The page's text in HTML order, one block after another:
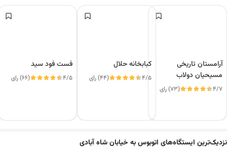
آرامستان تاریخی
مسیحیان دولاب
4/7 (73) رای
کبابخانه حلال
4/5 (44) رای
فست فود سید
4/5 (66) رای
نزدیک‌ترین ایستگاه‌های اتوبوس به خیابان شاه آبادی